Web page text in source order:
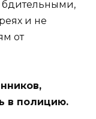
бдительными,
и не
от
в полицию.